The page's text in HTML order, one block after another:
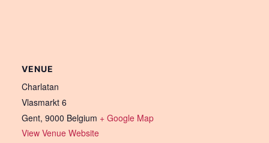
VENUE
Charlatan
Vlasmarkt 6
Gent, 9000 Belgium + Google Map
View Venue Website